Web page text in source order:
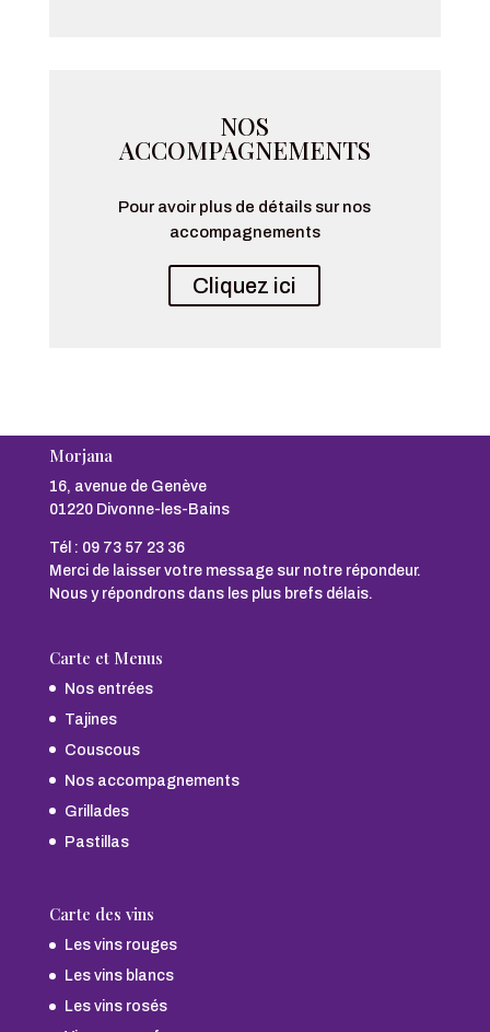
NOS
ACCOMPAGNEMENTS
Pour avoir plus de détails sur nos
accompagnements
Cliquez ici
Morjana
16, avenue de Genève
01220 Divonne-les-Bains
Tél : 09 73 57 23 36
Merci de laisser votre message sur notre répondeur.
Nous y répondrons dans les plus brefs délais.
Carte et Menus
Nos entrées
Tajines
Couscous
Nos accompagnements
Grillades
Pastillas
Carte des vins
Les vins rouges
Les vins blancs
Les vins rosés